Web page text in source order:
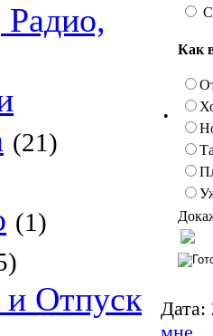
(21)
(1)
Отпуск
•
Как
Дата: